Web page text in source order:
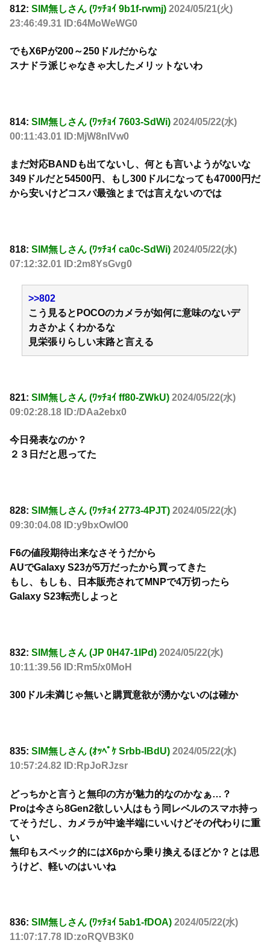
812: SIM無しさん (ﾜｯﾁｮｲ 9b1f-rwmj) 2024/05/21(火)
23:46:49.31 ID:64MoWeWG0
でもX6Pが200～250ドルだからな
スナドラ派じゃなきゃ大したメリットないわ
814: SIM無しさん (ﾜｯﾁｮｲ 7603-SdWi) 2024/05/22(水)
00:11:43.01 ID:MjW8nIVw0
まだ対応BANDも出てないし、何とも言いようがないな
349ドルだと54500円、もし300ドルになっても47000円だ
から安いけどコスパ最強とまでは言えないのでは
818: SIM無しさん (ﾜｯﾁｮｲ ca0c-SdWi) 2024/05/22(水)
07:12:32.01 ID:2m8YsGvg0
>>802
こう見るとPOCOのカメラが如何に意味のないデ
カさかよくわかるな
見栄張りらしい末路と言える
821: SIM無しさん (ﾜｯﾁｮｲ ff80-ZWkU) 2024/05/22(水)
09:02:28.18 ID:/DAa2ebx0
今日発表なのか？
２３日だと思ってた
828: SIM無しさん (ﾜｯﾁｮｲ 2773-4PJT) 2024/05/22(水)
09:30:04.08 ID:y9bxOwlO0
F6の値段期待出来なさそうだから
AUでGalaxy S23が5万だったから買ってきた
もし、もしも、日本販売されてMNPで4万切ったら
Galaxy S23転売しよっと
832: SIM無しさん (JP 0H47-1IPd) 2024/05/22(水)
10:11:39.56 ID:Rm5/x0MoH
300ドル未満じゃ無いと購買意欲が湧かないのは確か
835: SIM無しさん (ｵｯﾍﾟｹ Srbb-IBdU) 2024/05/22(水)
10:57:24.82 ID:RpJoRJzsr
どっちかと言うと無印の方が魅力的なのかなぁ…？
Proは今さら8Gen2欲しい人はもう同レベルのスマホ持っ
てそうだし、カメラが中途半端にいいけどその代わりに重
い
無印もスペック的にはX6pから乗り換えるほどか？とは思
うけど、軽いのはいいね
836: SIM無しさん (ﾜｯﾁｮｲ 5ab1-fDOA) 2024/05/22(水)
11:07:17.78 ID:zoRQVB3K0